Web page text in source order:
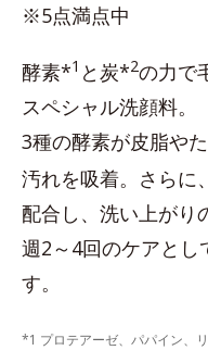
※5点満点中
酵素*1 と炭*2の力で
スペシャル洗顔料。
3種の酵素が皮脂や
汚れを吸着。さらに、
配合し、洗い上がり
週2～4回のケアとし
す。
*1 プロテアーゼ、パパイン、